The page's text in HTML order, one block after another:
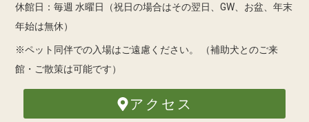
休館日：毎週 水曜日（祝日の場合はその翌日、GW、お盆、年末
年始は無休）
※ペット同伴での入場はご遠慮ください。
（補助犬とのご来
館・ご散策は可能です）
アクセス